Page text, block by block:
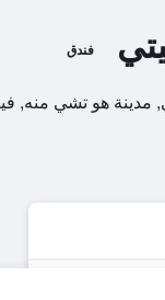
فندق